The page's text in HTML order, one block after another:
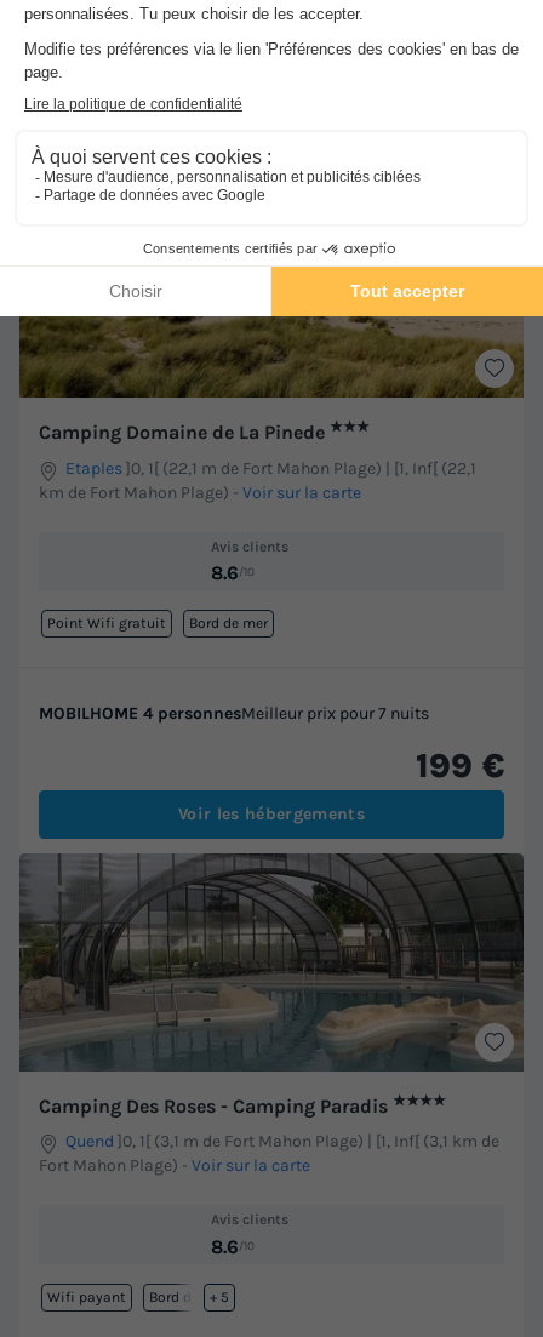
Meilleur prix pour 7 nuits
Camping Domaine de La Pinede ★★★
Etaples]0, 1[ (22,1 m de Fort Mahon Plage) | [1, Inf[ (22,1
km de Fort Mahon Plage) - Voir sur la carte
Avis clients
8.6/10
Point Wifi gratuit Bord de mer
MOBILHOME 4 personnesMeilleur prix pour 7 nuits
199 €
Voir les hébergements
Camping Des Roses - Camping Paradis ★★★★
Quend ]0, 1[ (3,1 m de Fort Mahon Plage) | [1, Inf[ (3,1 km de
Fort Mahon Plage) - Voir sur la carte
Avis clients
8.6/10
Wifi payant Bord de mer
+ 5